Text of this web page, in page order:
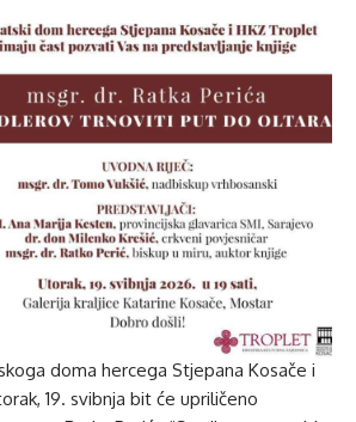
doma hercega Stjepana Kosače i
19. svibnja bit će upriličeno